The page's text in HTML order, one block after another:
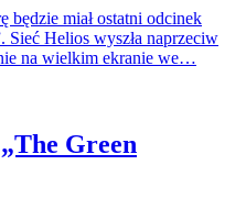
będzie miał ostatni odcinek
Sieć Helios wyszła naprzeciw
na wielkim ekranie we…
Green